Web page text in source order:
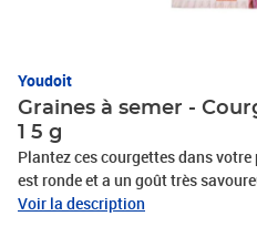
Youdoit
Graines à semer -
1 5 g
Plantez ces courgettes dans
est ronde et a un goût très
Avril et Juin à 3 cm de profondeur
Voir la description